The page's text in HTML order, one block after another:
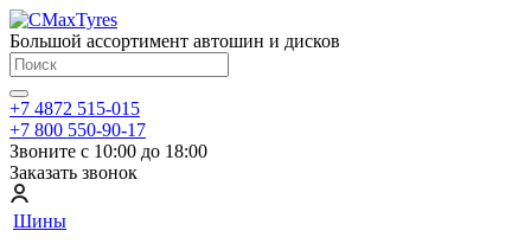
Большой ассортимент автошин и дисков
+7 4872 515-015
+7 800 550-90-17
Звоните с 10:00 до 18:00
Заказать звонок
Шины